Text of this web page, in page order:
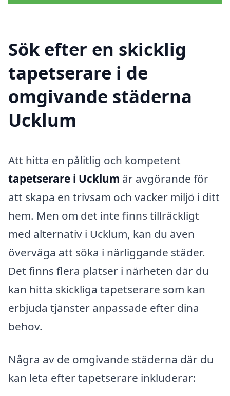
Sök efter en skicklig
tapetserare i de
omgivande städerna
Ucklum
Att hitta en pålitlig och kompetent
tapetserare i Ucklum är avgörande för
att skapa en trivsam och vacker miljö i ditt
hem. Men om det inte finns tillräckligt
med alternativ i Ucklum, kan du även
överväga att söka i närliggande städer.
Det finns flera platser i närheten där du
kan hitta skickliga tapetserare som kan
erbjuda tjänster anpassade efter dina
behov.
Några av de omgivande städerna där du
kan leta efter tapetserare inkluderar: